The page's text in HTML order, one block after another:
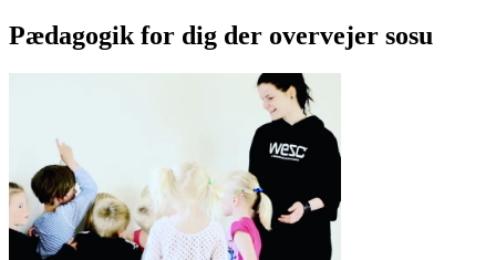
Pædagogik for dig der overvejer sosu